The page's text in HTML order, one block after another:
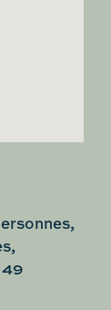
49